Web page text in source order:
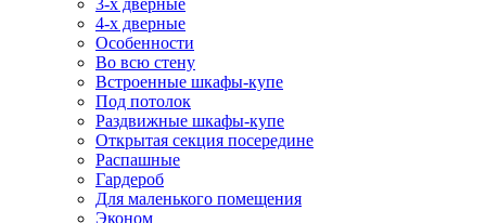
3-х дверные
4-х дверные
Особенности
Во всю стену
Встроенные шкафы-купе
Под потолок
Раздвижные шкафы-купе
Открытая секция посередине
Распашные
Гардероб
Для маленького помещения
Эконом